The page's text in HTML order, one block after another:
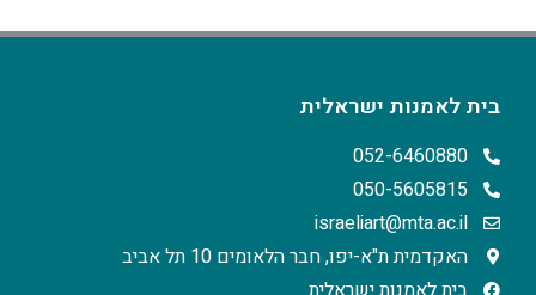
בית לאמנות ישראלית
052-6460880
050-5605815
israeliart@mta.ac.il
האקדמית ת"א-יפו, חבר הלאומים 10 תל אביב